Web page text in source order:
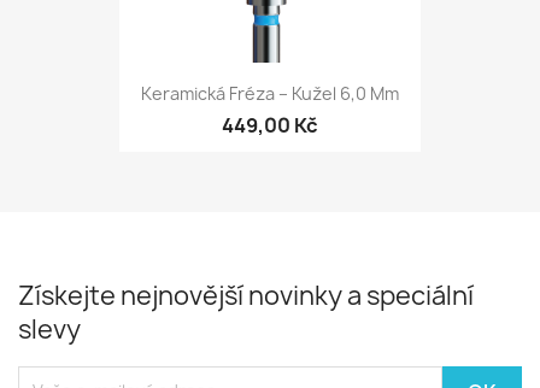
Keramická Fréza – Kužel 6,0 Mm
449,00 Kč
Získejte nejnovější novinky a speciální
slevy